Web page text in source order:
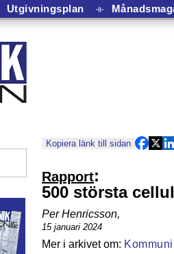
Utgivningsplan ⟛
Kopiera länk till sidan
Rapport:
500 största
Per Henricsson,
15 januari 2024